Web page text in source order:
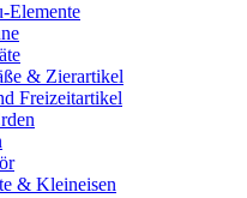
Elemente
& Zierartikel
Freizeitartikel
& Kleineisen